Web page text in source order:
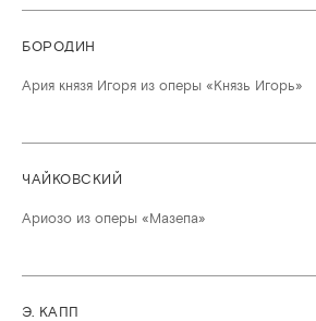
БОРОДИН
Ария князя Игоря из оперы «Князь Игорь»
ЧАЙКОВСКИЙ
Ариозо из оперы «Мазепа»
Э. КАПП